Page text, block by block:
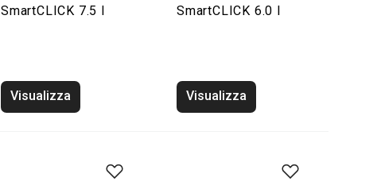
SmartCLICK 7.5 l
Visualizza
SmartCLICK 6.0 l
Visualizza